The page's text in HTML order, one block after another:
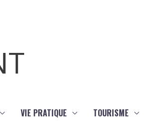
VIE PRATIQUE TOURISME